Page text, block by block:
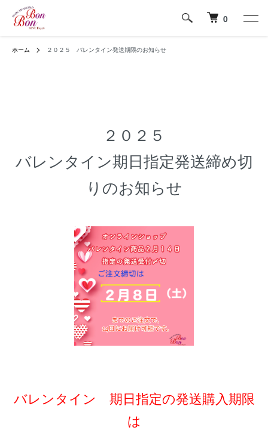
0
ホーム ２０２５ バレンタイン発送期限のお知らせ
２０２５
バレンタイン期日指定発送締め切
りのお知らせ
バレンタイン 期日指定の発送購入期限
は